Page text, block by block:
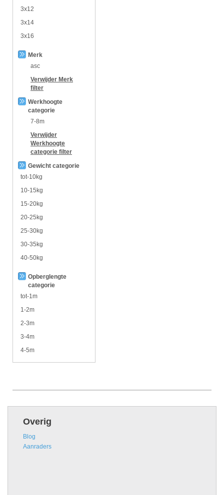
3x12
3x14
3x16
Merk
asc
Verwijder Merk
filter
Werkhoogte
categorie
7-8m
Verwijder
Werkhoogte
categorie filter
Gewicht categorie
tot-10kg
10-15kg
15-20kg
20-25kg
25-30kg
30-35kg
40-50kg
Opberglengte
categorie
tot-1m
1-2m
2-3m
3-4m
4-5m
Overig
Blog
Aanraders